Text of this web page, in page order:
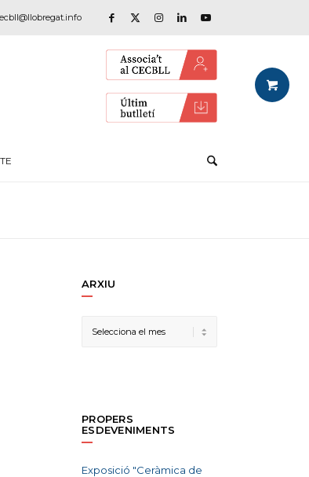
ARXIU
PROPERS
ESDEVENIMENTS
Exposició "Ceràmica de